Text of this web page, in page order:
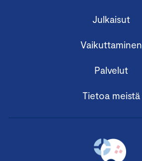
Julkaisut
Vaikuttaminen
Palvelut
Tietoa meistä